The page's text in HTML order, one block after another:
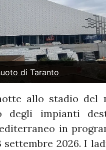
di Taranto
allo stadio del
degli impianti
in
settembre 2026. I